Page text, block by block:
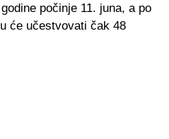
počinje 11. juna, a po
će učestvovati čak 48